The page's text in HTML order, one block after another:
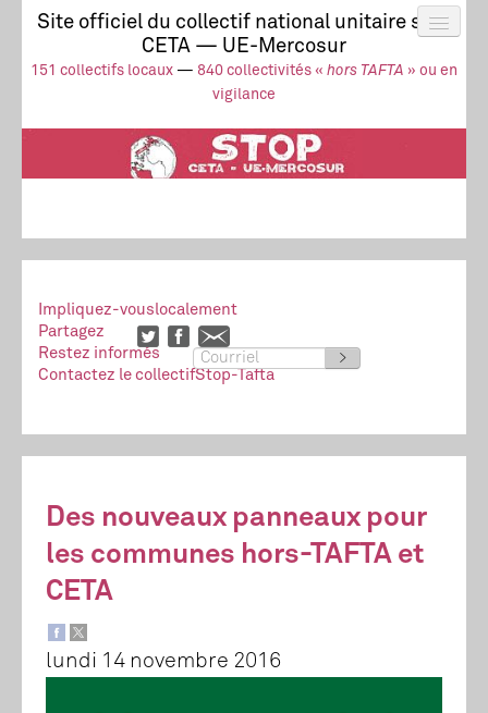
Site officiel du collectif national unitaire stop
CETA — UE-Mercosur
151 collectifs locaux — 840 collectivités « hors TAFTA » ou en
vigilance
Actus
UE-Mercosur
Stop à l’impunité !
TAFTA
CETA
Collectif
Impliquez-vouslocalement
Partagez
Restez informés
>
Contactez le collectifStop-Tafta
Des nouveaux panneaux pour
les communes hors-TAFTA et
CETA
lundi 14 novembre 2016